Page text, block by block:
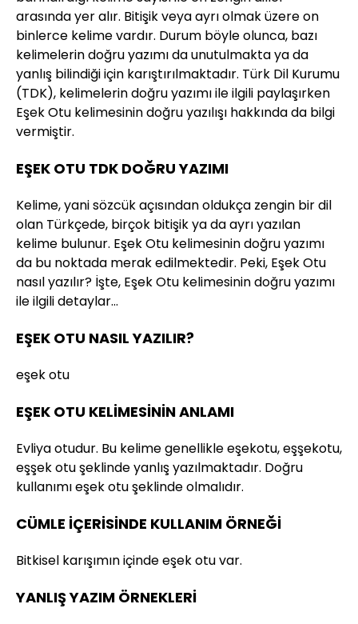
arasında yer alır. Bitişik veya ayrı olmak üzere on
binlerce kelime vardır. Durum böyle olunca, bazı
kelimelerin doğru yazımı da unutulmakta ya da
yanlış bilindiği için karıştırılmaktadır. Türk Dil Kurumu
(TDK), kelimelerin doğru yazımı ile ilgili paylaşırken
Eşek Otu kelimesinin doğru yazılışı hakkında da bilgi
vermiştir.
EŞEK OTU TDK DOĞRU YAZIMI
Kelime, yani sözcük açısından oldukça zengin bir dil
olan Türkçede, birçok bitişik ya da ayrı yazılan
kelime bulunur. Eşek Otu kelimesinin doğru yazımı
da bu noktada merak edilmektedir. Peki, Eşek Otu
nasıl yazılır? İşte, Eşek Otu kelimesinin doğru yazımı
ile ilgili detaylar…
EŞEK OTU NASIL YAZILIR?
eşek otu
EŞEK OTU KELİMESİNİN ANLAMI
Evliya otudur. Bu kelime genellikle eşekotu, eşşekotu,
eşşek otu şeklinde yanlış yazılmaktadır. Doğru
kullanımı eşek otu şeklinde olmalıdır.
CÜMLE İÇERİSİNDE KULLANIM ÖRNEĞİ
Bitkisel karışımın içinde eşek otu var.
YANLIŞ YAZIM ÖRNEKLERİ